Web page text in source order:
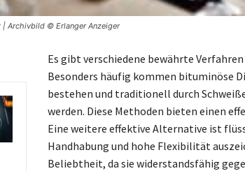
Archivbild © Erlanger Anzeiger
Es gibt verschiedene bewährte
Besonders häufig kommen bituminöse
bestehen und traditionell durch
werden. Diese Methoden bieten einen
Eine weitere effektive Alternative ist
Handhabung und hohe Flexibilität
Beliebtheit, da sie widerstandsfähig